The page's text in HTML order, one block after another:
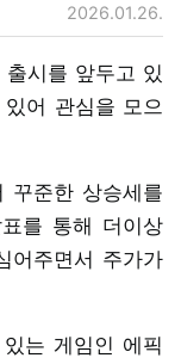
2026.01.26.
시를 앞두고 있
어 관심을 모으
꾸준한 상승세를
를 통해 더이상
어주면서 주가가
는 게임인 에픽